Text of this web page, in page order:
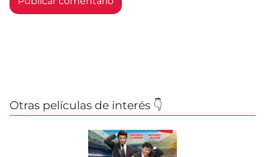
Otras películas de interés 👇